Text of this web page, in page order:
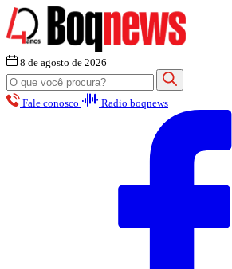
8 de agosto de 2026
Fale conosco Radio boqnews